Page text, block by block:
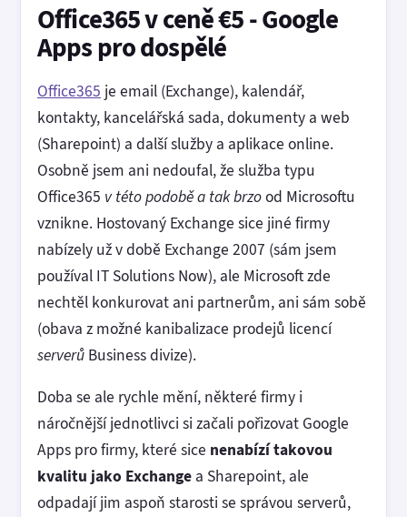
Office365 v ceně €5 - Google
Apps pro dospělé
Office365 je email (Exchange), kalendář,
kontakty, kancelářská sada, dokumenty a web
(Sharepoint) a další služby a aplikace online.
Osobně jsem ani nedoufal, že služba typu
Office365 v této podobě a tak brzood Microsoftu
vznikne. Hostovaný Exchange sice jiné firmy
nabízely už v době Exchange 2007 (sám jsem
používal IT Solutions Now), ale Microsoft zde
nechtěl konkurovat ani partnerům, ani sám sobě
(obava z možné kanibalizace prodejů licencí
serverů Business divize).
Doba se ale rychle mění, některé firmy i
náročnější jednotlivci si začali pořizovat Google
Apps pro firmy, které sice nenabízí takovou
kvalitu jako Exchange a Sharepoint, ale
odpadají jim aspoň starosti se správou serverů,